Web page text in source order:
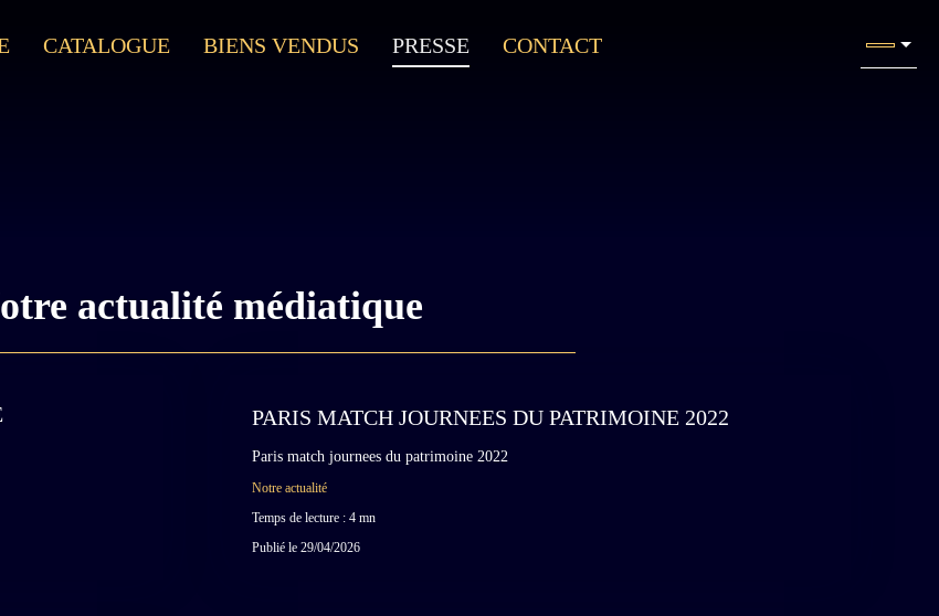
CATALOGUE BIENS VENDUS PRESSE CONTACT
actualité médiatique
PARIS MATCH JOURNEES DU PATRIMOINE 2022
Paris match journees du patrimoine 2022
Notre actualité
Temps de lecture : 4 mn
Publié le 29/04/2026